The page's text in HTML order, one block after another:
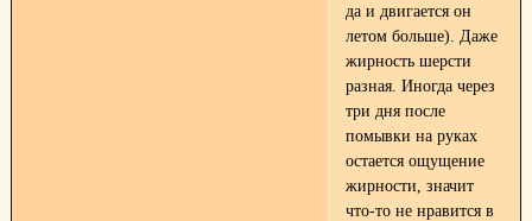
да и двигается он
летом больше). Даже
жирность шерсти
разная. Иногда через
три дня после
помывки на руках
остается ощущение
жирности, значит
что-то не нравится в